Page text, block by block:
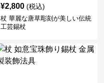
¥2,800 (税込)
杖 華麗な唐草彫刻が美しい伝統
工芸錫杖